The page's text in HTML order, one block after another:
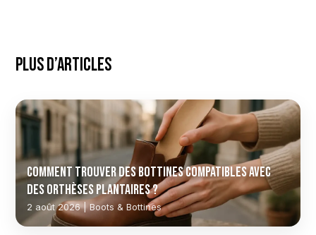
Plus d’articles
Comment trouver des bottines compatibles avec
des orthèses plantaires ?
2 août 2026 | Boots & Bottines